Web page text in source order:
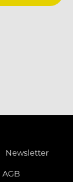
Newsletter
AGB